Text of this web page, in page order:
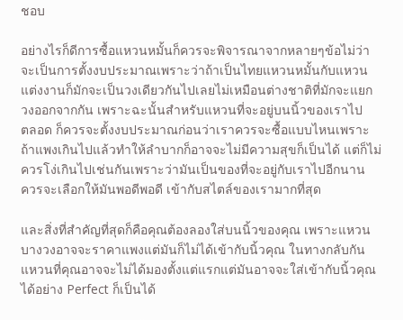
ชอบ
อย่างไรก็ดีการซื้อแหวนหมั้นก็ควรจะพิจารณาจากหลายๆข้อไม่ว่า
จะเป็นการตั้งงบประมาณเพราะว่าถ้าเป็นไทยแหวนหมั้นกับแหวน
แต่งงานก็มักจะเป็นวงเดียวกันไปเลยไม่เหมือนต่างชาติที่มักจะแยก
วงออกจากกัน เพราะฉะนั้นสำหรับแหวนที่จะอยู่บนนิ้วของเราไป
ตลอด ก็ควรจะตั้งงบประมาณก่อนว่าเราควรจะซื้อแบบไหนเพราะ
ถ้าแพงเกินไปแล้วทำให้ลำบากก็อาจจะไม่มีความสุขก็เป็นได้ แต่ก็ไม่
ควรโง่เกินไปเช่นกันเพราะว่ามันเป็นของที่จะอยู่กับเราไปอีกนาน
ควรจะเลือกให้มันพอดีพอดี เข้ากับสไตล์ของเรามากที่สุด
และสิ่งที่สำคัญที่สุดก็คือคุณต้องลองใส่บนนิ้วของคุณ เพราะแหวน
บางวงอาจจะราคาแพงแต่มันก็ไม่ได้เข้ากับนิ้วคุณ ในทางกลับกัน
แหวนที่คุณอาจจะไม่ได้มองตั้งแต่แรกแต่มันอาจจะใส่เข้ากับนิ้วคุณ
ได้อย่าง Perfect ก็เป็นได้